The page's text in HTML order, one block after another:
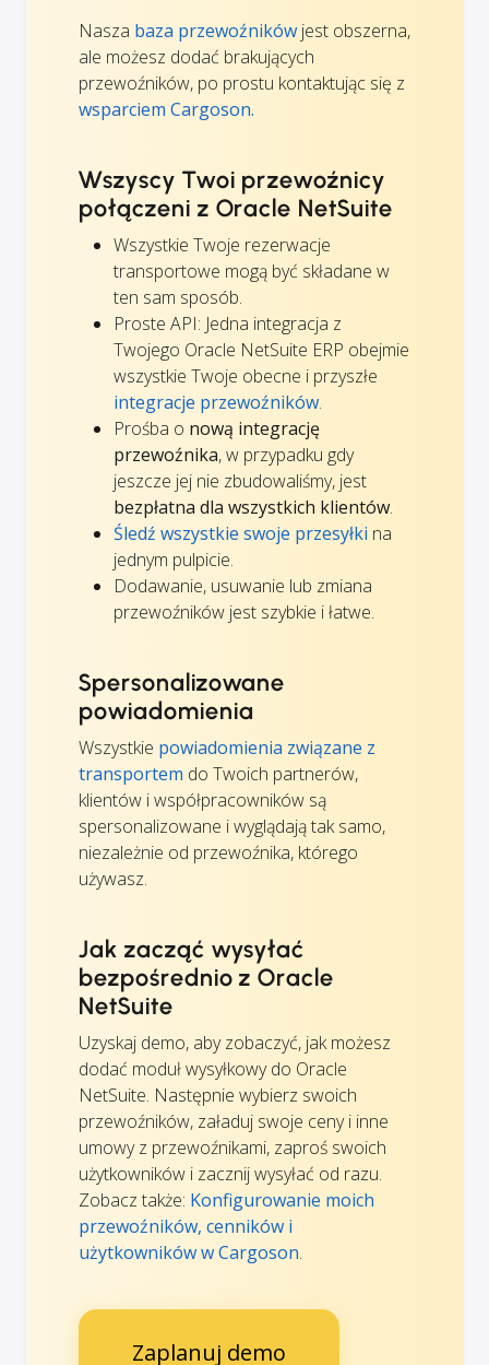
Nasza baza przewoźników jest obszerna,
ale możesz dodać brakujących
przewoźników, po prostu kontaktując się z
wsparciem Cargoson.
Wszyscy Twoi przewoźnicy
połączeni z Oracle NetSuite
Wszystkie Twoje rezerwacje
transportowe mogą być składane w
ten sam sposób.
Proste API: Jedna integracja z
Twojego Oracle NetSuite ERP obejmie
wszystkie Twoje obecne i przyszłe
integracje przewoźników.
Prośba o nową integrację
przewoźnika, w przypadku gdy
jeszcze jej nie zbudowaliśmy, jest
bezpłatna dla wszystkich klientów.
Śledź wszystkie swoje przesyłki na
jednym pulpicie.
Dodawanie, usuwanie lub zmiana
przewoźników jest szybkie i łatwe.
Spersonalizowane
powiadomienia
Wszystkie powiadomienia związane z
transportem do Twoich partnerów,
klientów i współpracowników są
spersonalizowane i wyglądają tak samo,
niezależnie od przewoźnika, którego
używasz.
Jak zacząć wysyłać
bezpośrednio z Oracle
NetSuite
Uzyskaj demo, aby zobaczyć, jak możesz
dodać moduł wysyłkowy do Oracle
NetSuite. Następnie wybierz swoich
przewoźników, załaduj swoje ceny i inne
umowy z przewoźnikami, zaproś swoich
użytkowników i zacznij wysyłać od razu.
Zobacz także: Konfigurowanie moich
przewoźników, cenników i
użytkowników w Cargoson.
Zaplanuj demo